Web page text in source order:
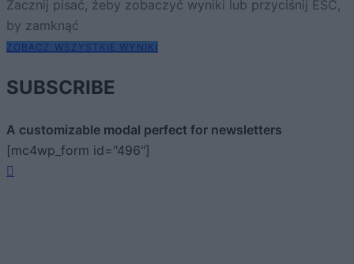
Zacznij pisać, żeby zobaczyć wyniki lub przyciśnij ESC,
by zamknąć
ZOBACZ WSZYSTKIE WYNIKI
SUBSCRIBE
A customizable modal perfect for newsletters
[mc4wp_form id="496"]